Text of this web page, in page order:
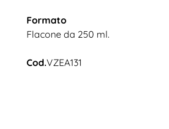
Formato
Flacone da 250 ml.
Cod.VZEA131